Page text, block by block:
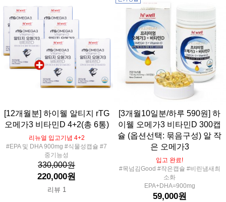
[12개월분] 하이웰 알티지 rTG
오메가3 비타민D 4+2(총 6통)
리뉴얼 입고기념 4+2
#EPA 및 DHA 900mg #식물성캡슐 #7
중기능성
330,000원
220,000원
리뷰 1
[3개월10일분/하루 590원] 하
이웰 오메가3 비타민D 300캡
슐 (옵션선택: 묶음구성) 알 작
은 오메가3
입고 완료!
#목넘김Good #작은캡슐 #비린냄새최
소화
EPA+DHA=900mg
59,000원